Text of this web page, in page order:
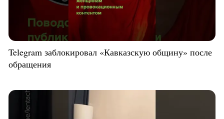
Telegram заблокировал «Кавказскую общину» после
обращения